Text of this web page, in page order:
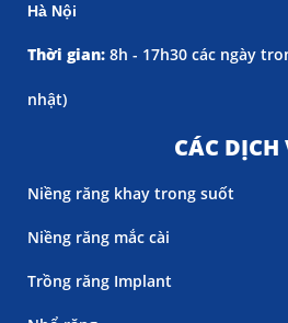
Hà Nội
Thời gian: 8h - 17h30 các ngày
nhật)
CÁC DỊCH
Niềng răng khay trong suốt
Niềng răng mắc cài
Trồng răng Implant